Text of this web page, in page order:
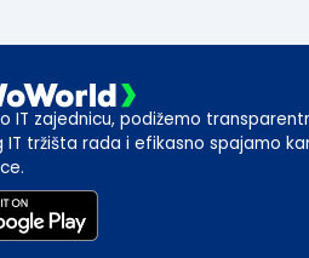
IT zajednicu, podižemo
IT tržišta rada i efikasno spajamo